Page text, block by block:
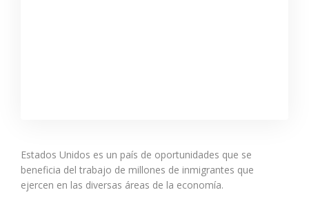
Estados Unidos es un país de oportunidades que se
beneficia del trabajo de millones de inmigrantes que
ejercen en las diversas áreas de la economía.